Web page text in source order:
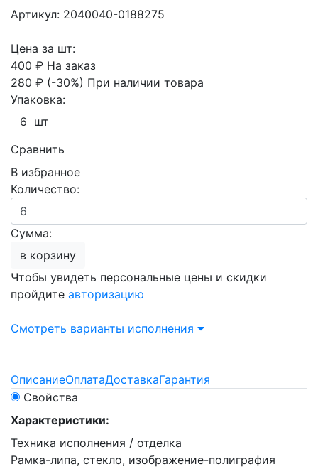
Артикул: 2040040-0188275
Цена за шт:
400 ₽ На заказ
280 ₽ (-30%) При наличии товара
Упаковка:
6 шт
Сравнить
В избранное
Количество:
Сумма:
в корзину
Чтобы увидеть персональные цены и скидки
пройдите авторизацию
Смотреть варианты исполнения
ОписаниеОплатаДоставкаГарантия
Свойства
Характеристики:
Техника исполнения / отделка
Рамка-липа, стекло, изображение-полиграфия